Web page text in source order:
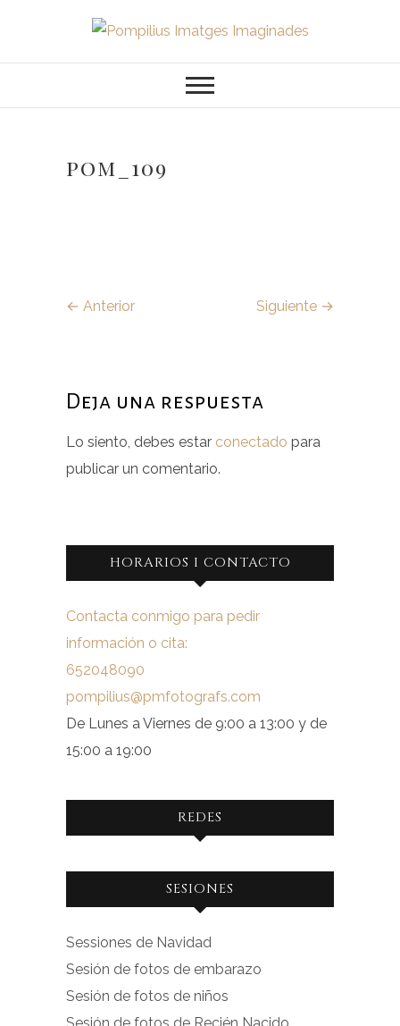
contenido
Pompilius
Imatges
Imaginades
pom_109
← Anterior Siguiente →
Deja una respuesta
Lo siento, debes estar conectado para
publicar un comentario.
HORARIOS I CONTACTO
Contacta conmigo para pedir
información o cita:
652048090
pompilius@pmfotografs.com
De Lunes a Viernes de 9:00 a 13:00 y de
15:00 a 19:00
REDES
Ver
facebook.com
en
Facebook
Ver
instagram.com
en
Instagram
SESIONES
Sessiones de Navidad
Sesión de fotos de embarazo
Sesión de fotos de niños